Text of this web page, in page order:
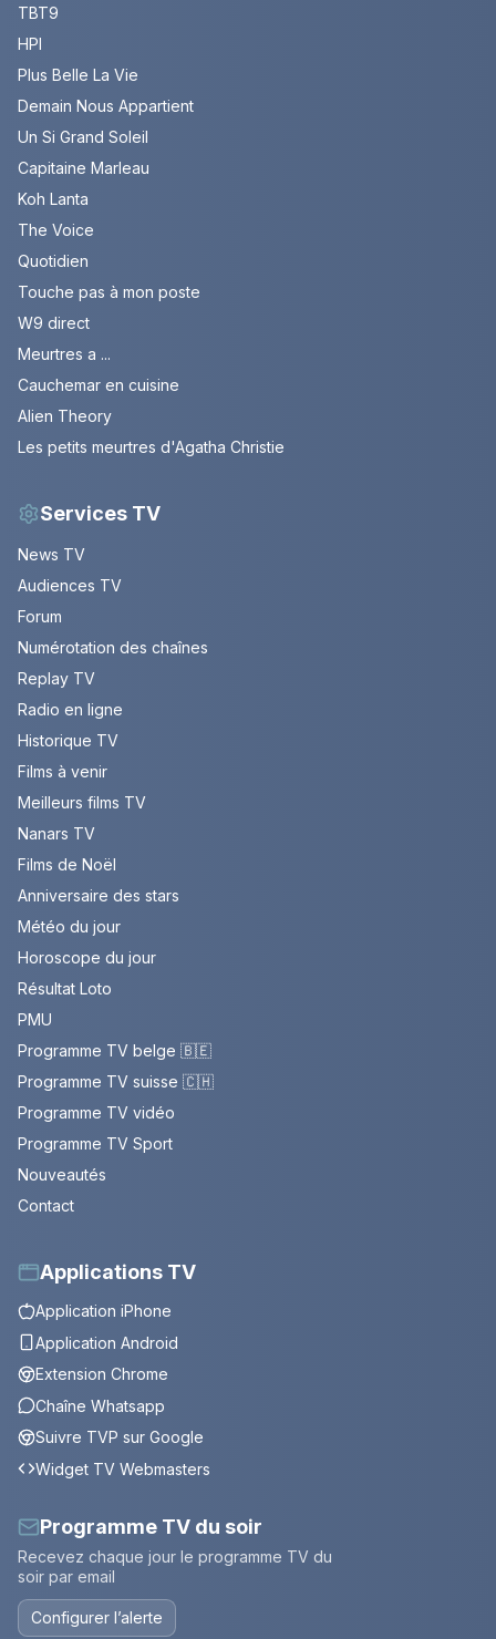
TBT9
HPI
Plus Belle La Vie
Demain Nous Appartient
Un Si Grand Soleil
Capitaine Marleau
Koh Lanta
The Voice
Quotidien
Touche pas à mon poste
W9 direct
Meurtres a ...
Cauchemar en cuisine
Alien Theory
Les petits meurtres d'Agatha Christie
Services TV
News TV
Audiences TV
Forum
Numérotation des chaînes
Replay TV
Radio en ligne
Historique TV
Films à venir
Meilleurs films TV
Nanars TV
Films de Noël
Anniversaire des stars
Météo du jour
Horoscope du jour
Résultat Loto
PMU
Programme TV belge 🇧🇪
Programme TV suisse 🇨🇭
Programme TV vidéo
Programme TV Sport
Nouveautés
Contact
Applications TV
Application iPhone
Application Android
Extension Chrome
Chaîne Whatsapp
Suivre TVP sur Google
Widget TV Webmasters
Programme TV du soir
Recevez chaque jour le programme TV du
soir par email
Configurer l’alerte